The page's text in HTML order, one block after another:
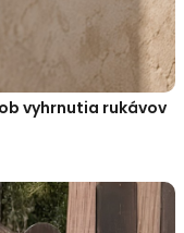
vyhrnutia rukávov